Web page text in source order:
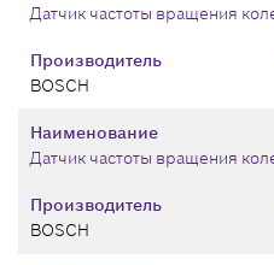
Производитель
BOSCH
Датчик частоты вращения
Производитель
BOSCH
Наименование
Датчик частоты вращения